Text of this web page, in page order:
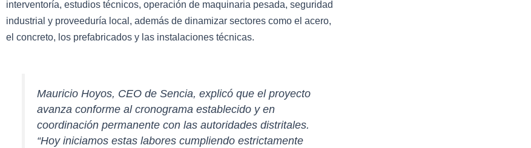
interventoría, estudios técnicos, operación de maquinaria pesada, seguridad
industrial y proveeduría local, además de dinamizar sectores como el acero,
el concreto, los prefabricados y las instalaciones técnicas.
Mauricio Hoyos, CEO de Sencia, explicó que el proyecto
avanza conforme al cronograma establecido y en
coordinación permanente con las autoridades distritales.
“Hoy iniciamos estas labores cumpliendo estrictamente